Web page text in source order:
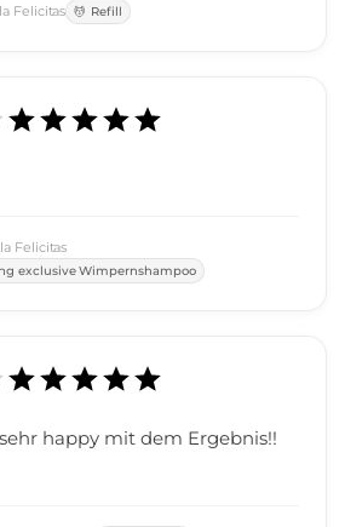
Felicitas Refill
Felicitas
exclusive Wimpernshampoo
happy mit dem Ergebnis!!